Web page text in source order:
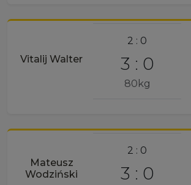
Vitalij Walter
2 : 0
3 : 0
80kg
Mateusz
Wodziński
2 : 0
3 : 0